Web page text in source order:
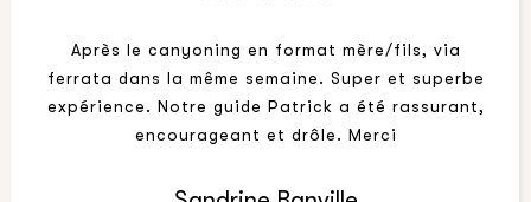
Après le canyoning en format mère/fils, via
ferrata dans la même semaine. Super et superbe
expérience. Notre guide Patrick a été rassurant,
encourageant et drôle. Merci